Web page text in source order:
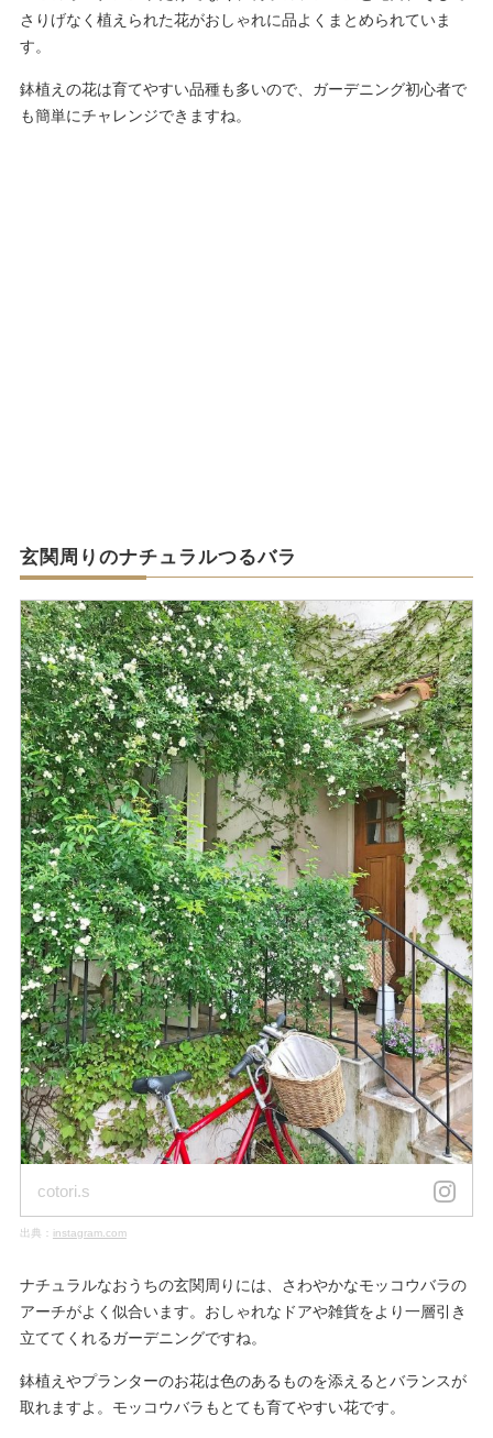
さりげなく植えられた花がおしゃれに品よくまとめられていま
す。
鉢植えの花は育てやすい品種も多いので、ガーデニング初心者で
も簡単にチャレンジできますね。
玄関周りのナチュラルつるバラ
cotori.s
出典： instagram.com
ナチュラルなおうちの玄関周りには、さわやかなモッコウバラの
アーチがよく似合います。おしゃれなドアや雑貨をより一層引き
立ててくれるガーデニングですね。
鉢植えやプランターのお花は色のあるものを添えるとバランスが
取れますよ。モッコウバラもとても育てやすい花です。